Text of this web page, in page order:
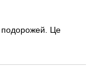
подорожей. Це